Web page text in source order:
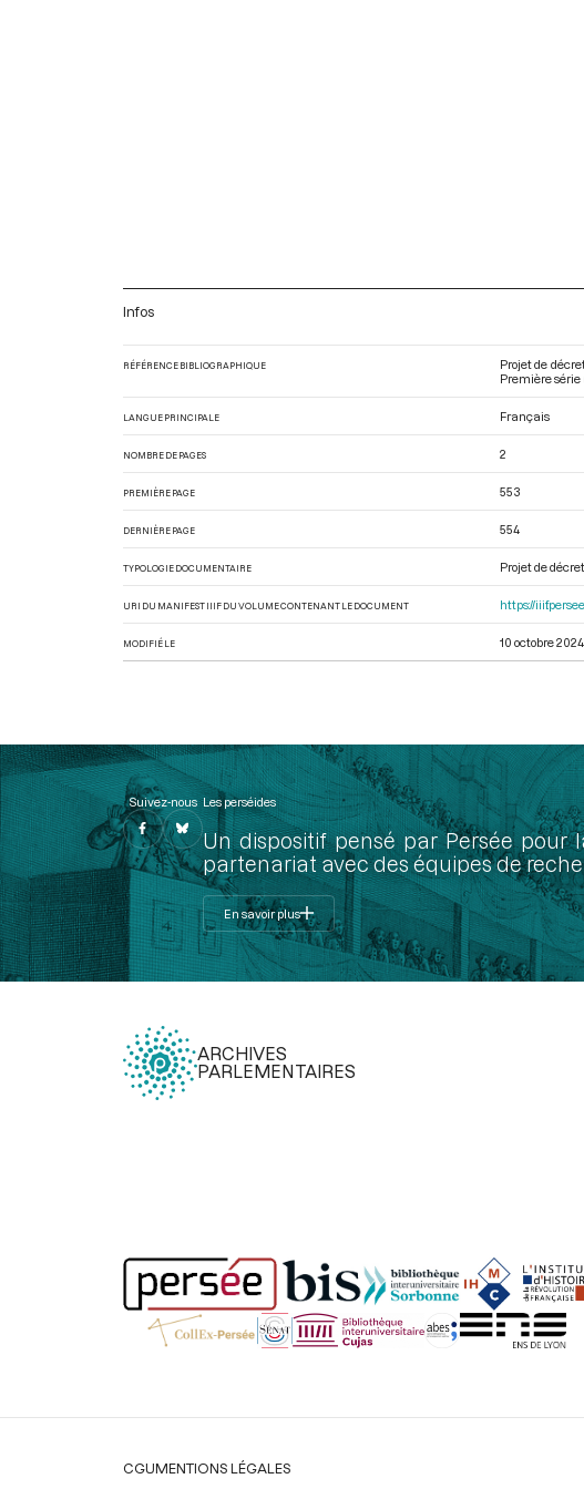
Infos
RÉFÉRENCE BIBLIOGRAPHIQUE
Projet de
Première série
LANGUE PRINCIPALE Français
NOMBRE DE PAGES 2
PREMIÈRE PAGE 553
DERNIÈRE PAGE 554
TYPOLOGIE DOCUMENTAIRE Projet de décret
URI DU MANIFEST IIIF DU VOLUME CONTENANT LE DOCUMENT https://
MODIFIÉ LE 10 octobre
Suivez-nous Les perséides
Un dispositif pensé par Persée pour
partenariat avec des équipes de
En savoir plus
ARCHIVES
PARLEMENTAIRES
Légal
CGUMENTIONS LÉGALES